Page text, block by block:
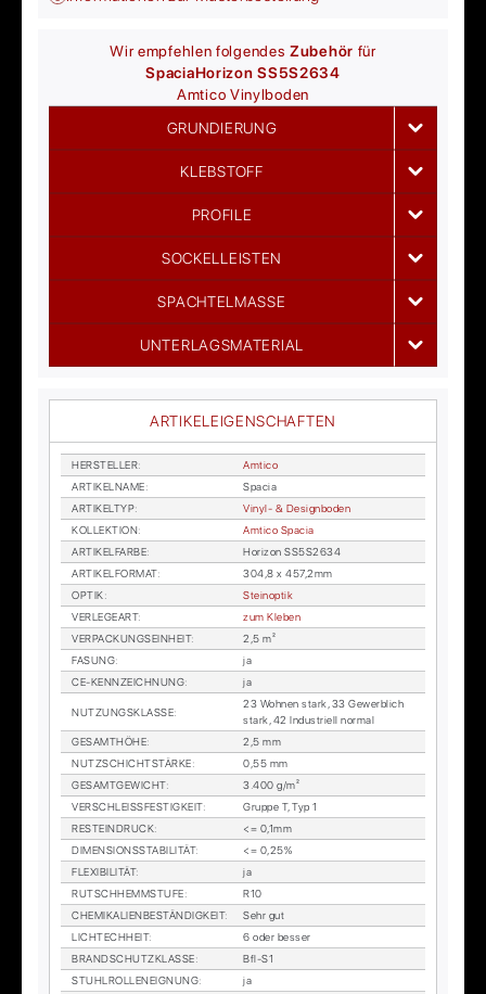
Wir empfehlen folgendesZubehör für
SpaciaHorizon SS5S2634
Amtico Vinylboden
GRUNDIERUNG
KLEBSTOFF
PROFILE
SOCKELLEISTEN
SPACHTELMASSE
UNTERLAGSMATERIAL
ARTIKELEIGENSCHAFTEN
HER­STEL­LER:
Am­ti­co
AR­TI­KEL­NA­ME:
Spa­cia
AR­TI­KEL­TYP:
Vi­nyl- & De­sign­bo­den
KOL­LEK­TI­ON:
Am­ti­co Spa­cia
AR­TI­KEL­FAR­BE:
Ho­ri­zon SS5S2634
AR­TI­KEL­FOR­MAT:
304,8 x 457,2mm
OP­TIK:
Stein­op­tik
VER­LE­GE­ART:
zum Kle­ben
VER­PA­CKUNGS­EIN­HEIT:
2,5 m²
FA­SUNG:
ja
CE-KENN­ZEICH­NUNG: ja
NUT­ZUNGS­KLAS­SE:
23 Woh­nen stark, 33 Ge­werb­lich
stark, 42 In­dus­tri­ell nor­mal
GE­SAMT­HÖ­HE:
2,5 mm
NUTZ­SCHICHT­STÄR­KE:
0,55 mm
GE­SAMT­GE­WICHT:
3.400 g/m²
VER­SCHLEISS­FES­TIG­KEIT:
Grup­pe T, Typ 1
RESTEIN­DRUCK:
<= 0,1mm
DI­MEN­SI­ONS­STA­BI­LI­TÄT:
<= 0,25%
FLE­XI­BI­LI­TÄT:
ja
RUTSCH­HEMM­STU­FE:
R10
CHE­MI­KA­LI­EN­BE­STÄN­DIG­KEIT:
Sehr gut
LICH­TECH­HEIT:
6 oder bes­ser
BRAND­SCHUTZ­KLAS­SE:
Bfl-S1
STUHL­ROL­LEN­EIG­NUNG:
ja